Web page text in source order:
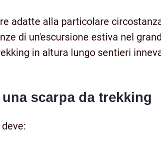
adatte alla particolare
di un'escursione estiva nel grand
in altura lungo sentieri
scarpa da trekking